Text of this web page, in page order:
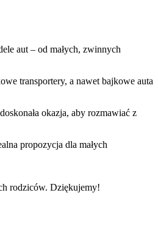
aut – od małych, zwinnych
transportery, a nawet bajkowe auta
okazja, aby rozmawiać z
propozycja dla małych
rodziców. Dziękujemy!